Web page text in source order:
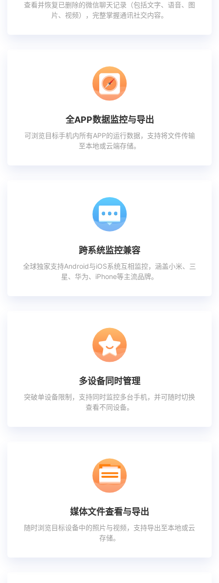
查看并恢复已删除的微信聊天记录（包括文字、语音、图
片、视频），完整掌握通讯社交内容。
全APP数据监控与导出
可浏览目标手机内所有APP的运行数据，支持将文件传输
至本地或云端存储。
跨系统监控兼容
全球独家支持Android与iOS系统互相监控，涵盖小米、三
星、华为、iPhone等主流品牌。
多设备同时管理
突破单设备限制，支持同时监控多台手机，并可随时切换
查看不同设备。
媒体文件查看与导出
随时浏览目标设备中的照片与视频，支持导出至本地或云
存储。